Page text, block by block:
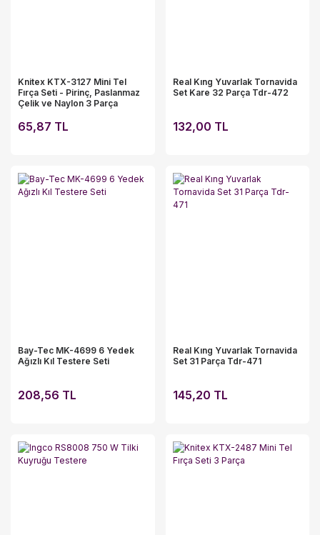
Knitex KTX-3127 Mini Tel
Fırça Seti - Pirinç, Paslanmaz
Çelik ve Naylon 3 Parça
65,87 TL
Real Kıng Yuvarlak Tornavida
Set Kare 32 Parça Tdr-472
132,00 TL
Bay-Tec MK-4699 6 Yedek
Ağızlı Kıl Testere Seti
208,56 TL
Real Kıng Yuvarlak Tornavida
Set 31 Parça Tdr-471
145,20 TL